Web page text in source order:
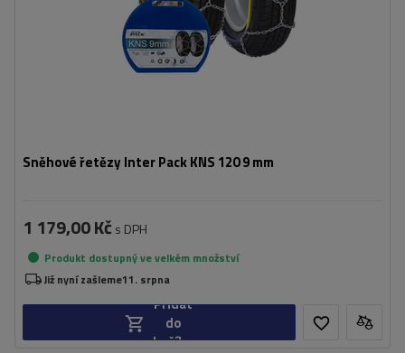
Sněhové řetězy Inter Pack KNS 120 9 mm
1 179,00 Kč s DPH
Produkt dostupný ve velkém množství
Již nyní zašleme11. srpna
Přidat
do
košíku